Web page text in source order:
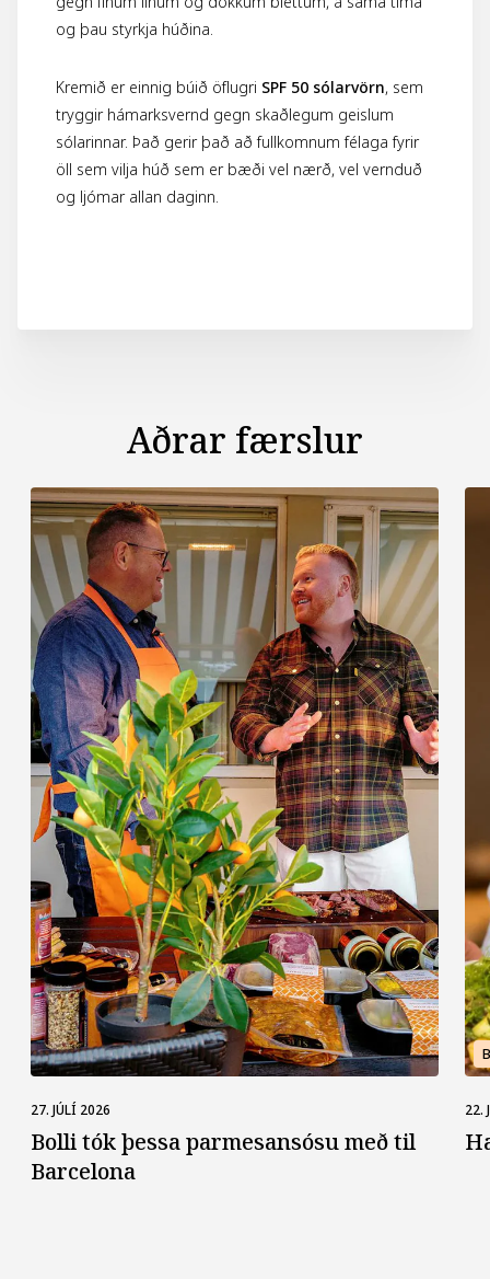
og þau styrkja húðina.
Kremið er einnig búið öflugri SPF 50 sólarvörn, sem
tryggir hámarksvernd gegn skaðlegum geislum
sólarinnar. Það gerir það að fullkomnum félaga fyrir
öll sem vilja húð sem er bæði vel nærð, vel vernduð
og ljómar allan daginn.
Aðrar færslur
27. JÚLÍ 2026
Bolli tók þessa parmes­ansósu með til
Barcelona
22.